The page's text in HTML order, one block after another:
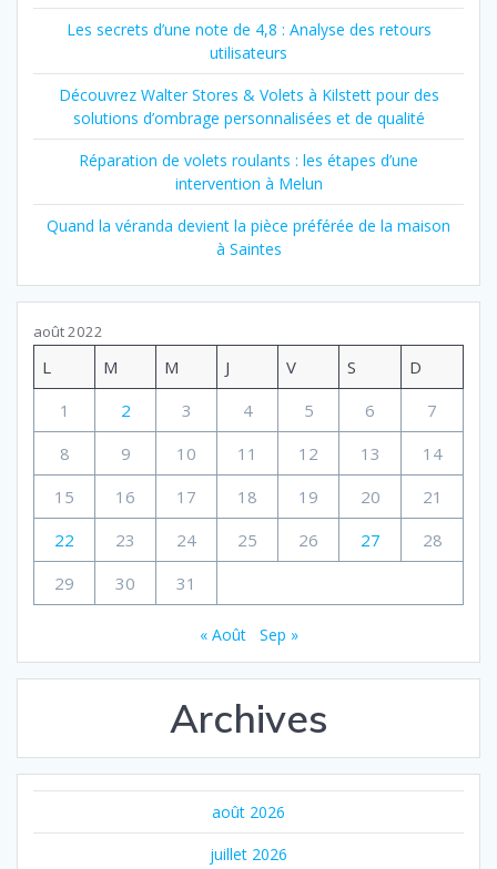
Les secrets d’une note de 4,8 : Analyse des retours
utilisateurs
Découvrez Walter Stores & Volets à Kilstett pour des
solutions d’ombrage personnalisées et de qualité
Réparation de volets roulants : les étapes d’une
intervention à Melun
Quand la véranda devient la pièce préférée de la maison
à Saintes
août 2022
L M M J V S
D
1
2 3 4 5 6
7
8
9 10 11 12 13
14
15
16 17 18 19 20
21
22
23 24 25 26 27
28
29
30 31
« Août Sep »
Archives
août 2026
juillet 2026